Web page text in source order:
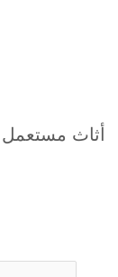
أثاث مستعمل